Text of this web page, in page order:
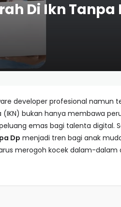
Di Ikn Tanpa
developer profesional namun
(IKN) bukan hanya membawa
emas bagi talenta digital.
Dp menjadi tren bagi anak
merogoh kocek dalam-dalam